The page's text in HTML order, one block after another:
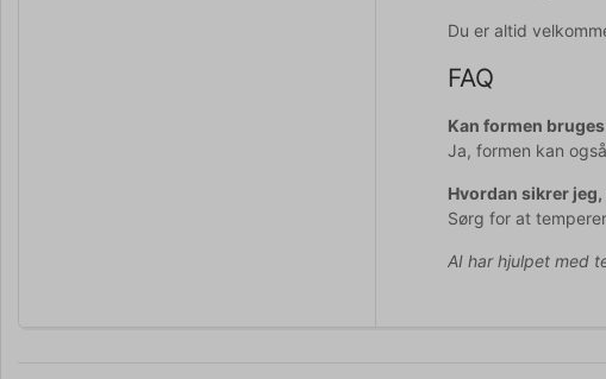
Du er altid
FAQ
Kan formen
Ja, formen kan
Hvordan sikrer
Sørg for at
AI har hjulpet med